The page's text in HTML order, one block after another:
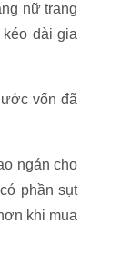
nữ trang
dài gia
vốn đã
ngán cho
phần sụt
khi mua